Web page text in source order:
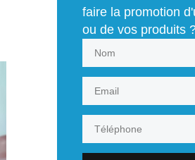
faire la promotion
ou de vos produits